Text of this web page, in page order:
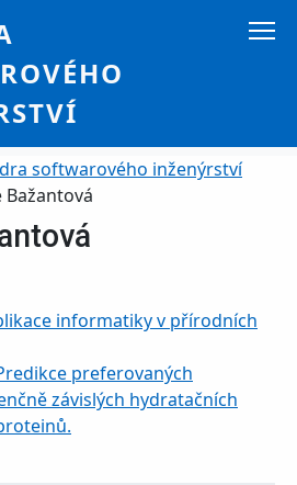
softwarového inženýrství
informatiky v přírodních
preferovaných
závislých hydratačních